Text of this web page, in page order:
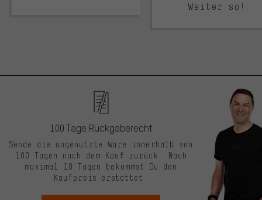
Weiter so!
100 Tage Rückgaberecht
Sende die ungenutzte Ware innerhalb von
100 Tagen nach dem Kauf zurück. Nach
maximal 10 Tagen bekommst Du den
Kaufpreis erstattet.